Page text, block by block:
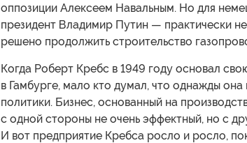
оппозиции Алексеем Навальным. Но для
президент Владимир Путин — практически
решено продолжить строительство
Когда Роберт Кребс в 1949 году основал
в Гамбурге, мало кто думал, что однажды
политики. Бизнес, основанный на
с одной стороны не очень эффектный, но с
И вот предприятие Кребса росло и росло,